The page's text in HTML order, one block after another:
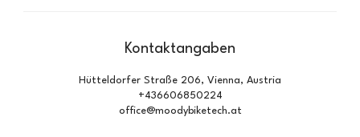
Kontaktangaben
Hütteldorfer Straße 206, Vienna, Austria
+436606850224
office@moodybiketech.at